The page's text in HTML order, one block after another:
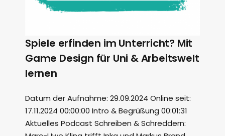
Spiele erfinden im Unterricht? Mit
Game Design für Uni & Arbeitswelt
lernen
Datum der Aufnahme: 29.09.2024 Online seit:
17.11.2024 00:00:00 Intro & Begrüßung 00:01:31
Aktuelles Podcast Schreiben & Schreddern: